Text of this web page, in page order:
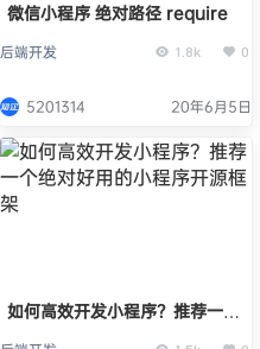
微信小程序 绝对路径 require
后端开发 1.8k 0
5201314 20年6月5日
如何高效开发小程序？推荐一个